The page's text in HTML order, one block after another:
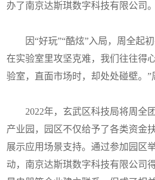
办了南京达斯琪数字科技有限公司。
因“好玩”“酷炫”入局，周全起
在实验室里攻坚克难，我们往往得
验室，直面市场时，却处处碰壁。”
2022年，玄武区科技局将周全
产业园，园区不仅给予了各类资金
展示应用场景支持。通过参加园区
动，南京达斯琪数字科技有限公司